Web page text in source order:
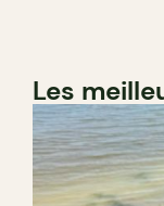
Les